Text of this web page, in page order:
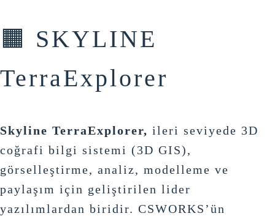
🟧 SKYLINE
TerraExplorer
Skyline TerraExplorer, ileri seviyede 3D
coğrafi bilgi sistemi (3D GIS),
görselleştirme, analiz, modelleme ve
paylaşım için geliştirilen lider
yazılımlardan biridir. CSWORKS’ün